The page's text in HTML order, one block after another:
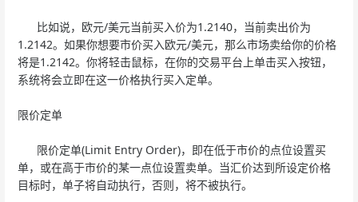
比如说，欧元/美元当前买入价为1.2140，当前卖出价为
1.2142。如果你想要市价买入欧元/美元，那么市场卖给你的价格
将是1.2142。你将轻击鼠标，在你的交易平台上单击买入按钮，
系统将会立即在这一价格执行买入定单。
限价定单
限价定单(Limit Entry Order)，即在低于市价的点位设置买
单，或在高于市价的某一点位设置卖单。当汇价达到所设定价格
目标时，单子将自动执行，否则，将不被执行。